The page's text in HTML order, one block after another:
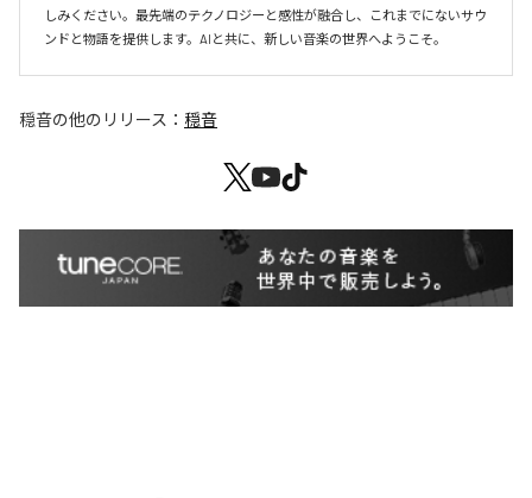
しみください。最先端のテクノロジーと感性が融合し、これまでにないサウ
ンドと物語を提供します。AIと共に、新しい音楽の世界へようこそ。
穏音の他のリリース： 穏音